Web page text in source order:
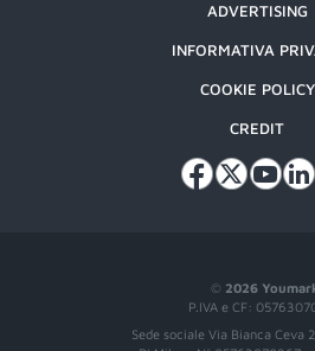
© 2026
P.IVA e CF:
Sede sociale Via Bianca Ceva
ADVERTISING
INFORMATIVA
COOKIE POLICY
CREDIT